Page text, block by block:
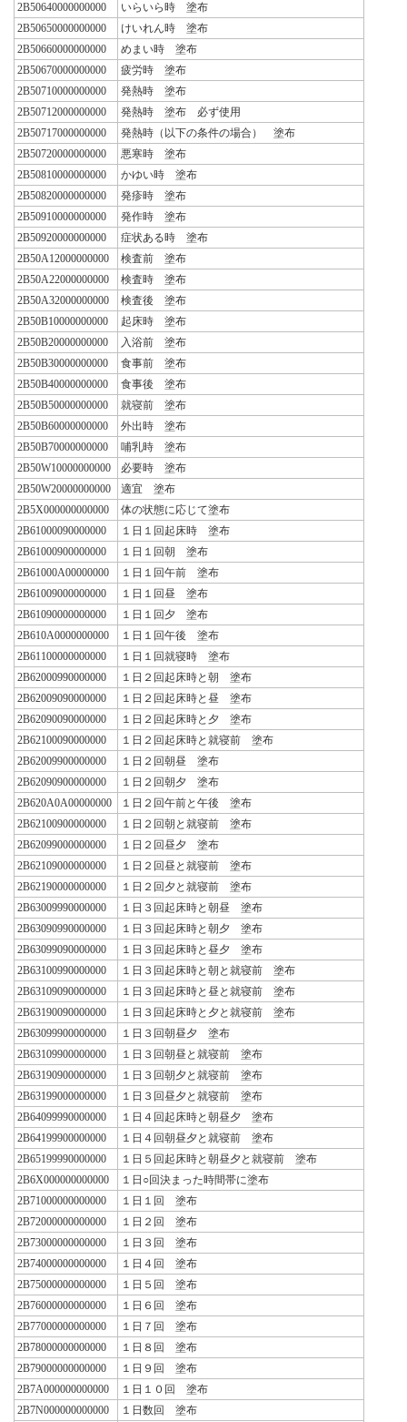
2B50640000000000
いらいら時 塗布
2B50650000000000
けいれん時 塗布
2B50660000000000
めまい時 塗布
2B50670000000000
疲労時 塗布
2B50710000000000
発熱時 塗布
2B50712000000000
発熱時 塗布 必ず使用
2B50717000000000
発熱時（以下の条件の場合） 塗布
2B50720000000000
悪寒時 塗布
2B50810000000000
かゆい時 塗布
2B50820000000000
発疹時 塗布
2B50910000000000
発作時 塗布
2B50920000000000
症状ある時 塗布
2B50A12000000000
検査前 塗布
2B50A22000000000
検査時 塗布
2B50A32000000000
検査後 塗布
2B50B10000000000
起床時 塗布
2B50B20000000000
入浴前 塗布
2B50B30000000000
食事前 塗布
2B50B40000000000
食事後 塗布
2B50B50000000000
就寝前 塗布
2B50B60000000000
外出時 塗布
2B50B70000000000
哺乳時 塗布
2B50W10000000000
必要時 塗布
2B50W20000000000
適宜 塗布
2B5X000000000000
体の状態に応じて塗布
2B61000090000000
１日１回起床時 塗布
2B61000900000000
１日１回朝 塗布
2B61000A00000000
１日１回午前 塗布
2B61009000000000
１日１回昼 塗布
2B61090000000000
１日１回夕 塗布
2B610A0000000000
１日１回午後 塗布
2B61100000000000
１日１回就寝時 塗布
2B62000990000000
１日２回起床時と朝 塗布
2B62009090000000
１日２回起床時と昼 塗布
2B62090090000000
１日２回起床時と夕 塗布
2B62100090000000
１日２回起床時と就寝前 塗布
2B62009900000000
１日２回朝昼 塗布
2B62090900000000
１日２回朝夕 塗布
2B620A0A00000000
１日２回午前と午後 塗布
2B62100900000000
１日２回朝と就寝前 塗布
2B62099000000000
１日２回昼夕 塗布
2B62109000000000
１日２回昼と就寝前 塗布
2B62190000000000
１日２回夕と就寝前 塗布
2B63009990000000
１日３回起床時と朝昼 塗布
2B63090990000000
１日３回起床時と朝夕 塗布
2B63099090000000
１日３回起床時と昼夕 塗布
2B63100990000000
１日３回起床時と朝と就寝前 塗布
2B63109090000000
１日３回起床時と昼と就寝前 塗布
2B63190090000000
１日３回起床時と夕と就寝前 塗布
2B63099900000000
１日３回朝昼夕 塗布
2B63109900000000
１日３回朝昼と就寝前 塗布
2B63190900000000
１日３回朝夕と就寝前 塗布
2B63199000000000
１日３回昼夕と就寝前 塗布
2B64099990000000
１日４回起床時と朝昼夕 塗布
2B64199900000000
１日４回朝昼夕と就寝前 塗布
2B65199990000000
１日５回起床時と朝昼夕と就寝前 塗布
2B6X000000000000
１日○回決まった時間帯に塗布
2B71000000000000
１日１回 塗布
2B72000000000000
１日２回 塗布
2B73000000000000
１日３回 塗布
2B74000000000000
１日４回 塗布
2B75000000000000
１日５回 塗布
2B76000000000000
１日６回 塗布
2B77000000000000
１日７回 塗布
2B78000000000000
１日８回 塗布
2B79000000000000
１日９回 塗布
2B7A000000000000
１日１０回 塗布
2B7N000000000000
１日数回 塗布